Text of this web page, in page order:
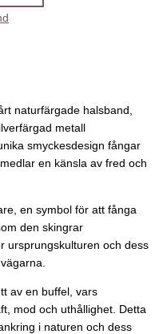
naturfärgade halsband,
metall
smyckesdesign fångar
en känsla av fred och
en symbol för att fånga
den skingrar
ursprungskulturen och dess
av en buffel, vars
mod och uthållighet. Detta
i naturen och dess